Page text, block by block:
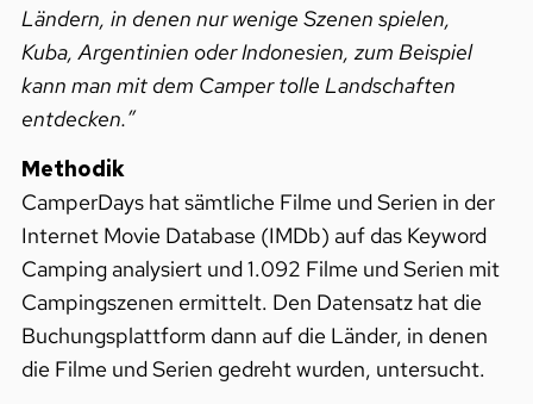
Ländern, in denen nur wenige Szenen spielen,
Kuba, Argentinien oder Indonesien, zum Beispiel
kann man mit dem Camper tolle Landschaften
entdecken.”
Methodik
CamperDays hat sämtliche Filme und Serien in der
Internet Movie Database (IMDb) auf das Keyword
Camping analysiert und 1.092 Filme und Serien mit
Campingszenen ermittelt. Den Datensatz hat die
Buchungsplattform dann auf die Länder, in denen
die Filme und Serien gedreht wurden, untersucht.